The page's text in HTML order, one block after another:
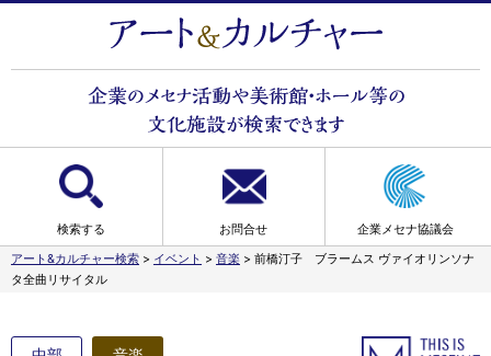
検索する お問合せ
企業メセナ協議会
アート&カルチャー検索 > イベント > 音楽 > 前橋汀子 ブラームス ヴァイオリンソナ
タ全曲リサイタル